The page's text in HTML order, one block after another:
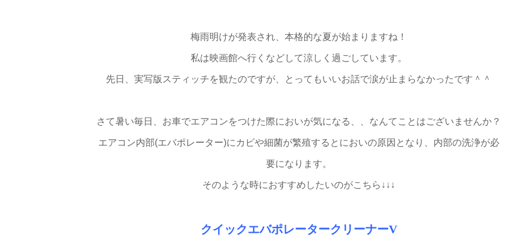
梅雨明けが発表され、本格的な夏が始まりますね！
私は映画館へ行くなどして涼しく過ごしています。
先日、実写版スティッチを観たのですが、とってもいいお話で涙が止まらなかったです＾＾
さて暑い毎日、お車でエアコンをつけた際においが気になる、、なんてことはございませんか？
エアコン内部(エバポレーター)にカビや細菌が繁殖するとにおいの原因となり、内部の洗浄が必
要になります。
そのような時におすすめしたいのがこちら↓↓↓
クイックエバポレータークリーナーV